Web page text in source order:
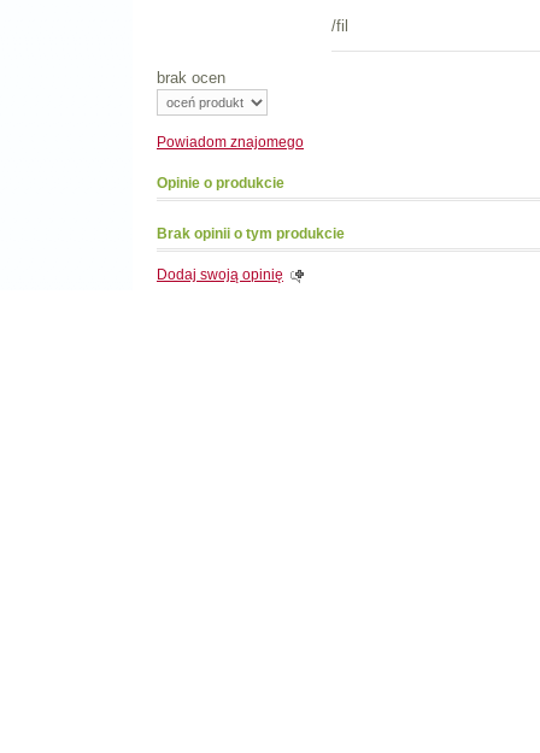
/fil
brak ocen
Powiadom znajomego
Opinie o produkcie
Brak opinii o tym produkcie
Dodaj swoją opinię